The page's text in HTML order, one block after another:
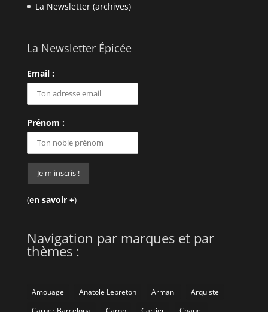
La Newsletter (archives)
La Newsletter Épicée
Email :
Prénom :
(en savoir +)
Navigation par marques et par
thèmes :
Amouage Anatole Lebreton Armani
Arquiste